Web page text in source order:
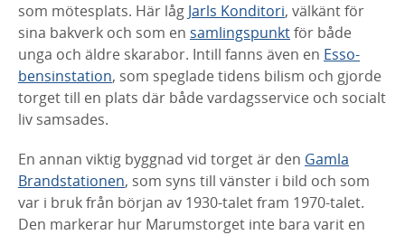
som mötesplats. Här låg Jarls Konditori, välkänt för
sina bakverk och som en samlingspunktför både
unga och äldre skarabor. Intill fanns även en Esso-
bensinstation, som speglade tidens bilism och gjorde
torget till en plats där både vardagsservice och socialt
liv samsades.
En annan viktig byggnad vid torget är den Gamla
Brandstationen, som syns till vänster i bild och som
var i bruk från början av 1930-talet fram 1970-talet.
Den markerar hur Marumstorget inte bara varit en